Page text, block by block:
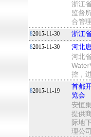
浙江
监督
合管
82015-11-30 浙江
82015-11-30
河北
河北
控，
82015-11-19
首都
览会
安恒
提供
际地
理公